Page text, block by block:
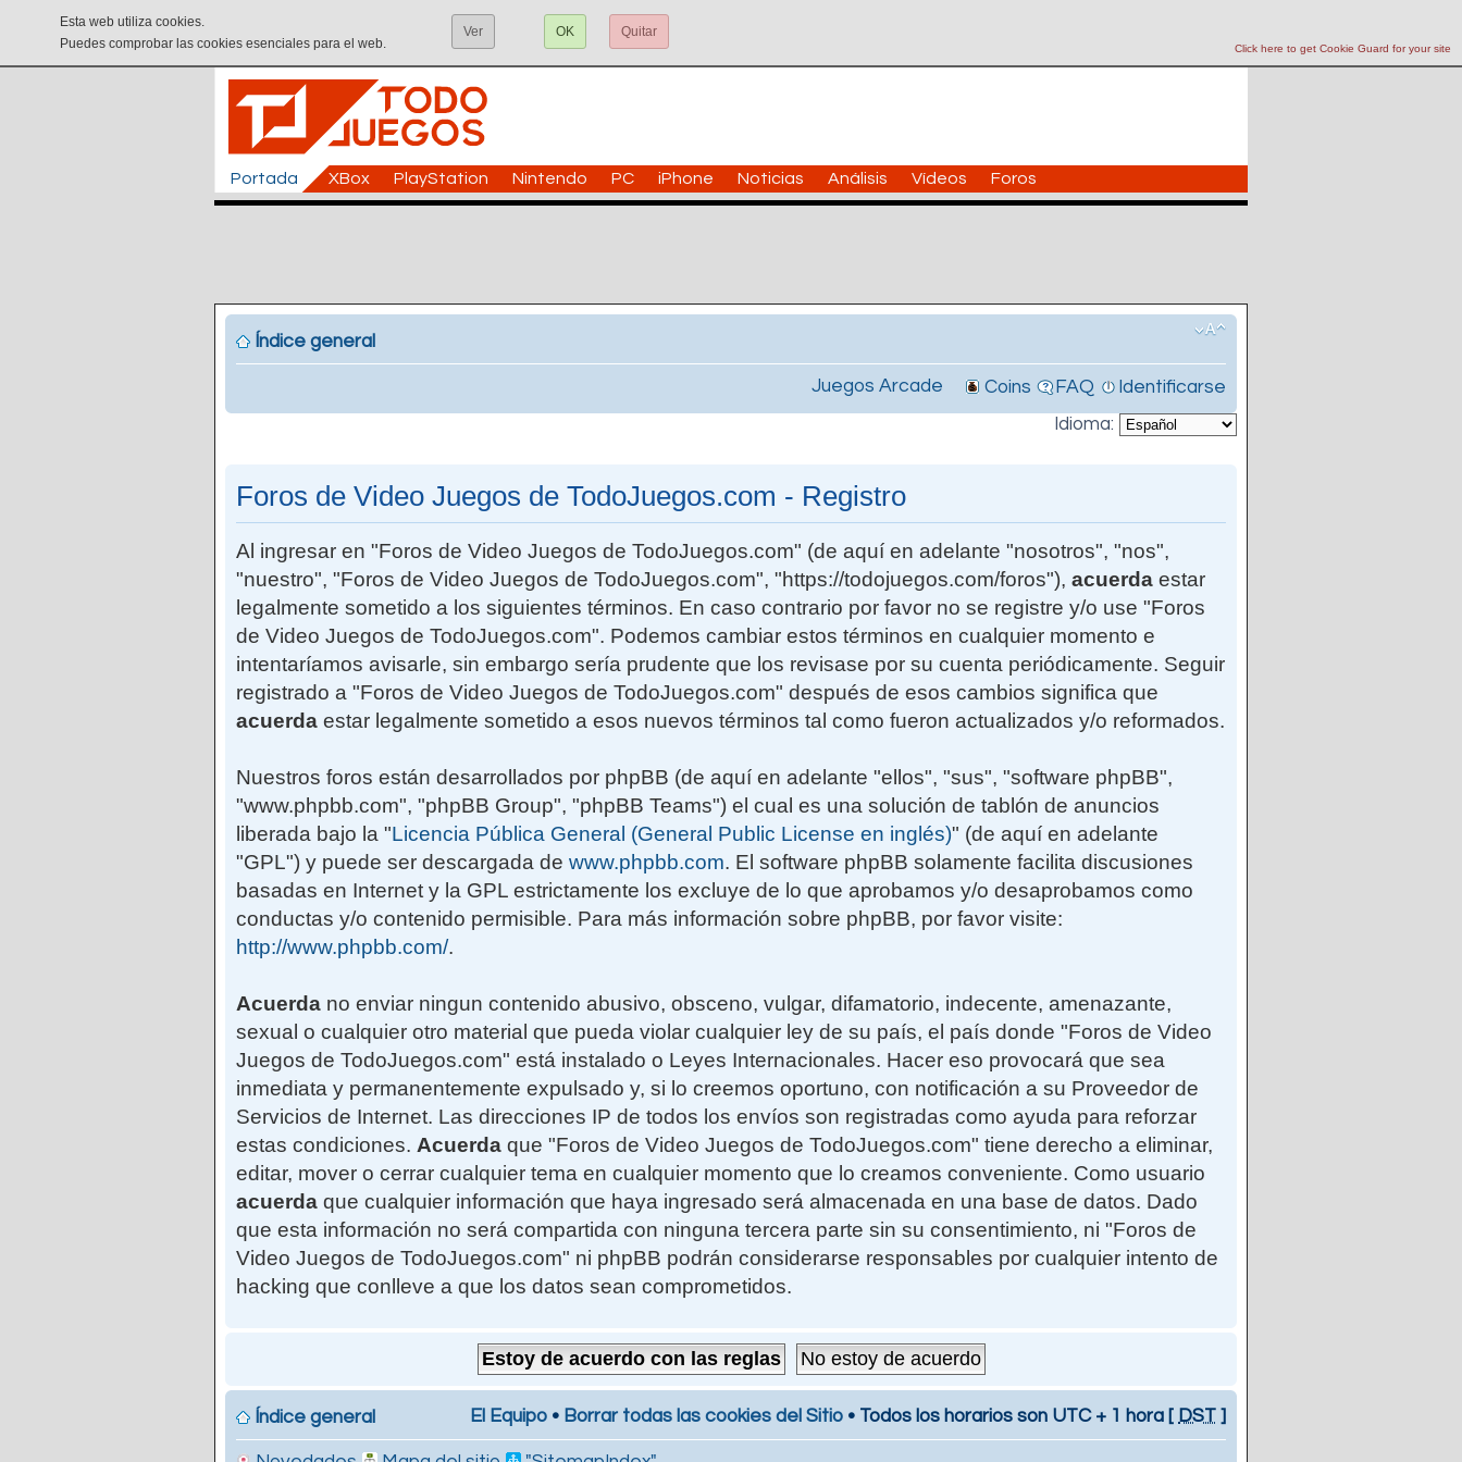
Click here to get Cookie Guard for your site
Esta web utiliza cookies.
Puedes comprobar las cookies esenciales para el web.
Ver OK Quitar
Portada XBox PlayStation Nintendo PC iPhone Noticias Análisis Vídeos Foros
Índice general
Juegos Arcade Coins FAQ
Identificarse
Idioma:
Foros de Video Juegos de TodoJuegos.com - Registro
Al ingresar en "Foros de Video Juegos de TodoJuegos.com" (de aquí en adelante "nosotros", "nos",
"nuestro", "Foros de Video Juegos de TodoJuegos.com", "https://todojuegos.com/foros"), acuerda estar
legalmente sometido a los siguientes términos. En caso contrario por favor no se registre y/o use "Foros
de Video Juegos de TodoJuegos.com". Podemos cambiar estos términos en cualquier momento e
intentaríamos avisarle, sin embargo sería prudente que los revisase por su cuenta periódicamente. Seguir
registrado a "Foros de Video Juegos de TodoJuegos.com" después de esos cambios significa que
acuerda estar legalmente sometido a esos nuevos términos tal como fueron actualizados y/o reformados.
Nuestros foros están desarrollados por phpBB (de aquí en adelante "ellos", "sus", "software phpBB",
"www.phpbb.com", "phpBB Group", "phpBB Teams") el cual es una solución de tablón de anuncios
liberada bajo la "Licencia Pública General (General Public License en inglés)" (de aquí en adelante
"GPL") y puede ser descargada de www.phpbb.com. El software phpBB solamente facilita discusiones
basadas en Internet y la GPL estrictamente los excluye de lo que aprobamos y/o desaprobamos como
conductas y/o contenido permisible. Para más información sobre phpBB, por favor visite:
http://www.phpbb.com/.
Acuerda no enviar ningun contenido abusivo, obsceno, vulgar, difamatorio, indecente, amenazante,
sexual o cualquier otro material que pueda violar cualquier ley de su país, el país donde "Foros de Video
Juegos de TodoJuegos.com" está instalado o Leyes Internacionales. Hacer eso provocará que sea
inmediata y permanentemente expulsado y, si lo creemos oportuno, con notificación a su Proveedor de
Servicios de Internet. Las direcciones IP de todos los envíos son registradas como ayuda para reforzar
estas condiciones. Acuerda que "Foros de Video Juegos de TodoJuegos.com" tiene derecho a eliminar,
editar, mover o cerrar cualquier tema en cualquier momento que lo creamos conveniente. Como usuario
acuerda que cualquier información que haya ingresado será almacenada en una base de datos. Dado
que esta información no será compartida con ninguna tercera parte sin su consentimiento, ni "Foros de
Video Juegos de TodoJuegos.com" ni phpBB podrán considerarse responsables por cualquier intento de
hacking que conlleve a que los datos sean comprometidos.
Índice general El Equipo • Borrar todas las cookies del Sitio • Todos los horarios son UTC + 1 hora [ DST ]